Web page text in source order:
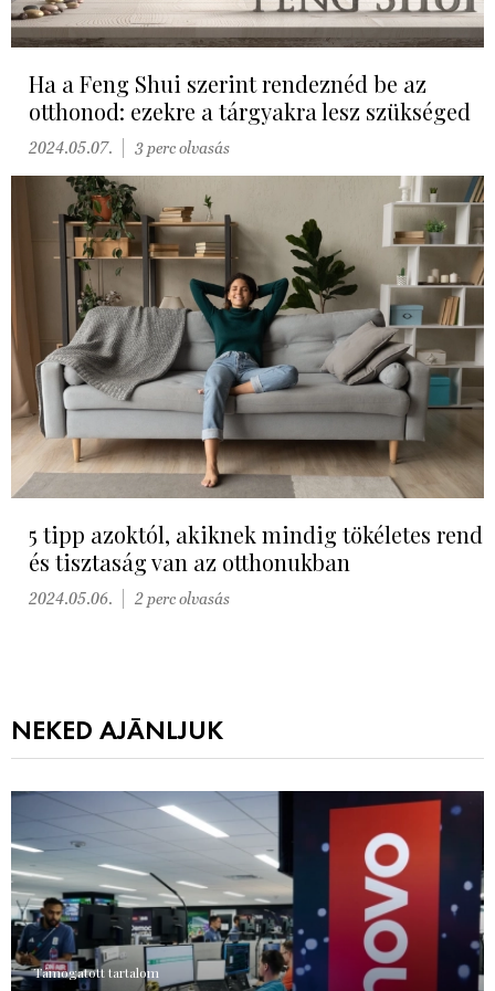
Ha a Feng Shui szerint rendeznéd be az
otthonod: ezekre a tárgyakra lesz szükséged
2024.05.07. 3 perc olvasás
5 tipp azoktól, akiknek mindig tökéletes rend
és tisztaság van az otthonukban
2024.05.06. 2 perc olvasás
NEKED AJÁNLJUK
Támogatott tartalom